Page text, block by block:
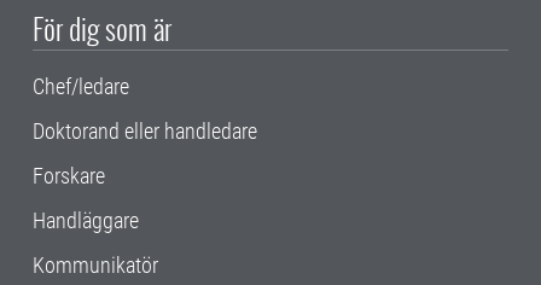
För dig som är
Chef/ledare
Doktorand eller handledare
Forskare
Handläggare
Kommunikatör